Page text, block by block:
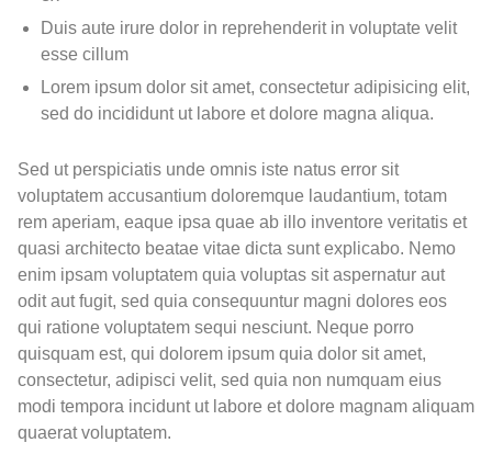
Duis aute irure dolor in reprehenderit in voluptate velit
esse cillum
Lorem ipsum dolor sit amet, consectetur adipisicing elit,
sed do incididunt ut labore et dolore magna aliqua.
Sed ut perspiciatis unde omnis iste natus error sit
voluptatem accusantium doloremque laudantium, totam
rem aperiam, eaque ipsa quae ab illo inventore veritatis et
quasi architecto beatae vitae dicta sunt explicabo. Nemo
enim ipsam voluptatem quia voluptas sit aspernatur aut
odit aut fugit, sed quia consequuntur magni dolores eos
qui ratione voluptatem sequi nesciunt. Neque porro
quisquam est, qui dolorem ipsum quia dolor sit amet,
consectetur, adipisci velit, sed quia non numquam eius
modi tempora incidunt ut labore et dolore magnam aliquam
quaerat voluptatem.